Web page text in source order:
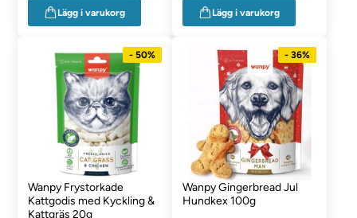
Lägg i varukorg Lägg i varukorg
- 50%
Wanpy Frystorkade
Kattgodis med Kyckling &
Kattgräs 20g
- 36%
Wanpy Gingerbread Jul
Hundkex 100g